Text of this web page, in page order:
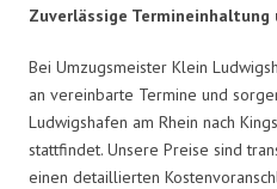
Zuverlässige
Bei Umzugsmeister Klein
an vereinbarte Termine und
Ludwigshafen am Rhein nach
stattfindet. Unsere Preise sind
einen detaillierten